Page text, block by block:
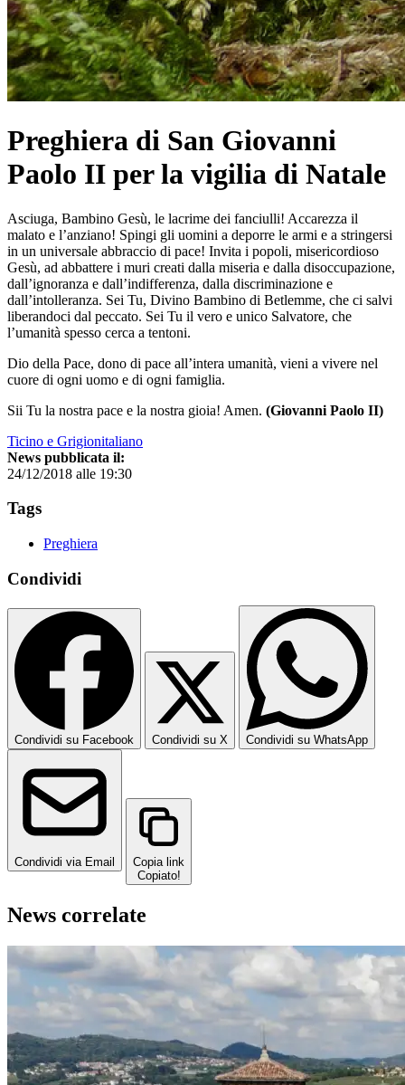
Preghiera di San Giovanni
Paolo II per la vigilia di Natale
Asciuga, Bambino Gesù, le lacrime dei fanciulli! Accarezza il
malato e l’anziano! Spingi gli uomini a deporre le armi e a stringersi
in un universale abbraccio di pace! Invita i popoli, misericordioso
Gesù, ad abbattere i muri creati dalla miseria e dalla disoccupazione,
dall’ignoranza e dall’indifferenza, dalla discriminazione e
dall’intolleranza. Sei Tu, Divino Bambino di Betlemme, che ci salvi
liberandoci dal peccato. Sei Tu il vero e unico Salvatore, che
l’umanità spesso cerca a tentoni.
Dio della Pace, dono di pace all’intera umanità, vieni a vivere nel
cuore di ogni uomo e di ogni famiglia.
Sii Tu la nostra pace e la nostra gioia! Amen. (Giovanni Paolo II)
Ticino e Grigionitaliano
News pubblicata il:
24/12/2018 alle 19:30
Tags
Preghiera
Condividi
Condividi su Facebook Condividi su X Condividi su WhatsApp
Condividi via Email
Copia link
Copiato!
News correlate